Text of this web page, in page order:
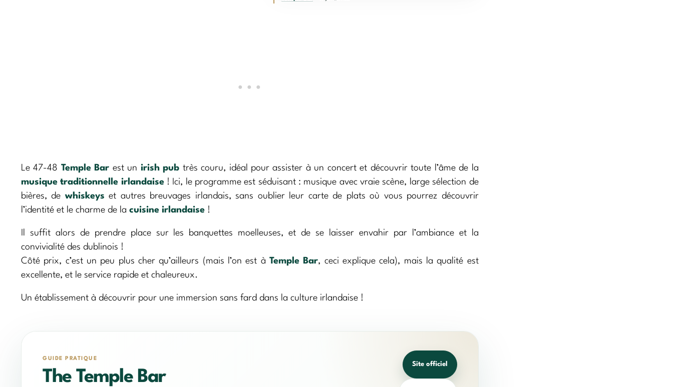
Le 47-48 Temple Bar est un irish pub très couru, idéal pour assister à un concert et découvrir toute l’âme de la
musique traditionnelle irlandaise! Ici, le programme est séduisant : musique avec vraie scène, large sélection de
bières, de whiskeys et autres breuvages irlandais, sans oublier leur carte de plats où vous pourrez découvrir
l’identité et le charme de la cuisine irlandaise !
Il suffit alors de prendre place sur les banquettes moelleuses, et de se laisser envahir par l’ambiance et la
convivialité des dublinois !
Côté prix, c’est un peu plus cher qu’ailleurs (mais l’on est à Temple Bar, ceci explique cela), mais la qualité est
excellente, et le service rapide et chaleureux.
Un établissement à découvrir pour une immersion sans fard dans la culture irlandaise !
GUIDE PRATIQUE
The Temple Bar
Site officiel